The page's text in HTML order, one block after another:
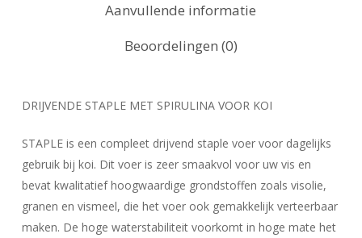
Aanvullende informatie
Beoordelingen (0)
DRIJVENDE STAPLE MET SPIRULINA VOOR KOI
STAPLE is een compleet drijvend staple voer voor dagelijks
gebruik bij koi. Dit voer is zeer smaakvol voor uw vis en
bevat kwalitatief hoogwaardige grondstoffen zoals visolie,
granen en vismeel, die het voer ook gemakkelijk verteerbaar
maken. De hoge waterstabiliteit voorkomt in hoge mate het